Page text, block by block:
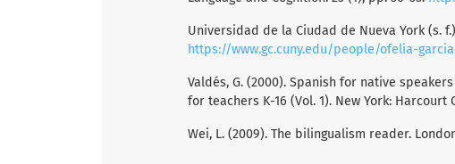
Universidad de la Ciudad de Nueva York (s.
https://www.gc.cuny.edu/people/ofelia-garcia
Valdés, G. (2000). Spanish for native
for teachers K-16 (Vol. 1). New York: Harcourt
Wei, L. (2009). The bilingualism reader.